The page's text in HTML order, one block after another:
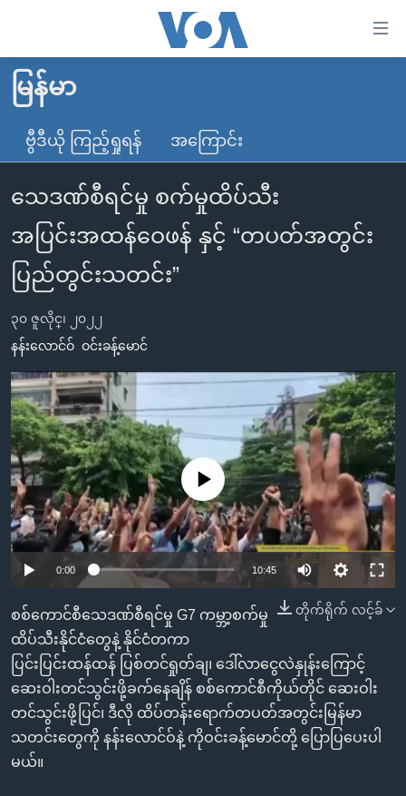
လွယ်ကူ
စေ
သည့်
များ
ပင်မ
အကြောင်းအရာ
သို့
ကျော်
ကြည့်
ပင်မ
အ
ညွန်း
စာမျက်နှာ
သို့
ကျော်
ကြည့်
နေရာ
သို့
ကျော်
မူလစာမျက်နှာ
မြန်မာ
ကမ္ဘာ့သတင်းများ
နိုင်ငံတကာ
အမေရိကန်
တရုတ်
အစ္စရေး-ပါလက်စတိုင်း
ဗွီဒီယို
သတင်းလွတ်လပ်ခွင့်
ရပ်ဝန်းတခု လမ်းတခု အလွန်
အင်္ဂလိပ်စာလေ့လာမယ်
အမေရိကန်သုံးအီဒီယံ
မကြေးမုံရဲ့ အင်္ဂလိပ်စာ
ရုပ်ရှင်ထဲက အင်္ဂလိပ်စာ
သုတပဒေသာ အင်္ဂလိပ်စာ
အပတ်စဉ်ကဏ္ဍများ
တီဗွီ
ရေဒီယိုနှင့်ရုပ်သံ အချက်အလက်များ
ရေဒီယို/တီဗွီအစီအစဉ်
Learning English
ဗွီအိုအေ လူမှုကွန်ယက်များ
ဘာသာစကားများ
မြန်မာ
ဗွီဒီယို ကြည့်ရှုရန် အကြောင်း
သေဒဏ်စီရင်မှု စက်မှုထိပ်သီး
အပြင်းအထန်ဝေဖန် နှင့် “တပတ်အတွင်း
ပြည်တွင်းသတင်း”
၃၀ ဇူလိုင္၊ ၂၀၂၂
နန်းလောင်ဝ် ဝင်းခန့်မောင်
No media source currently available
0:00 10:45
တိုက်ရိုက် လင့်ခ်
စစ်ကောင်စီသေဒဏ်စီရင်မှု G7 ကမ္ဘာ့စက်မှု
ထိပ်သီးနိုင်ငံတွေနဲ့ နိုင်ငံတကာ
ပြင်းပြင်းထန်ထန် ပြစ်တင်ရှုတ်ချ၊ ဒေါ်လာငွေလဲနှုန်းကြောင့်
ဆေးဝါးတင်သွင်းဖို့ခက်နေချိန် စစ်ကောင်စီကိုယ်တိုင် ဆေးဝါး
တင်သွင်းဖို့ပြင်၊ ဒီလို ထိပ်တန်းရောက်တပတ်အတွင်းမြန်မာ
သတင်းတွေကို နန်းလောင်ဝ်နဲ့ ကိုဝင်းခန့်မောင်တို့ ပြောပြပေးပါ
မယ်။